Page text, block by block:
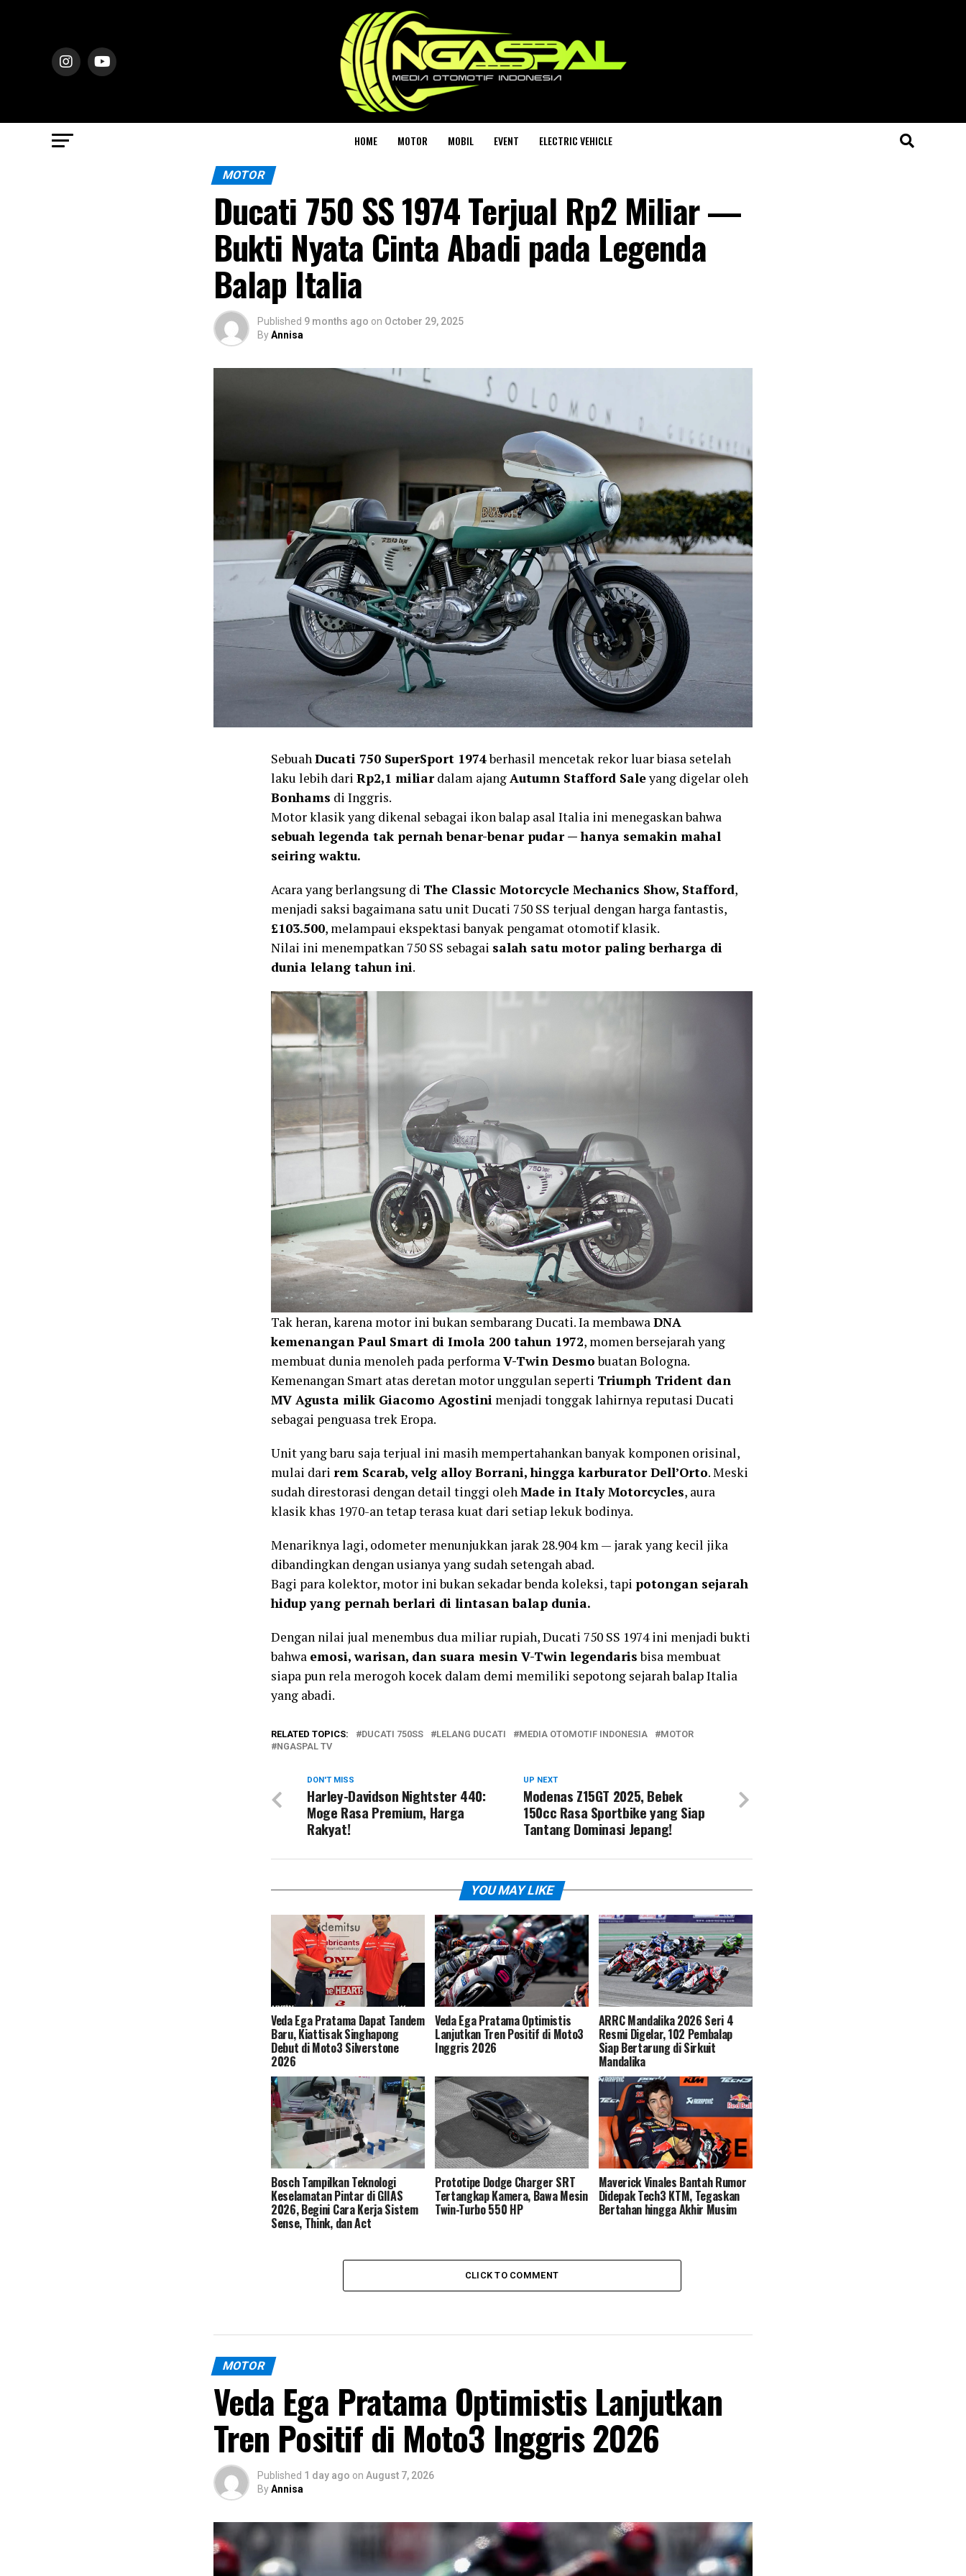
HOME MOTOR MOBIL EVENT ELECTRIC VEHICLE
MOTOR
Ducati 750 SS 1974 Terjual Rp2 Miliar —
Bukti Nyata Cinta Abadi pada Legenda
Balap Italia
Published 9 months ago on October 29, 2025
ByAnnisa
SebuahDucati 750 SuperSport 1974berhasil mencetak rekor luar biasa setelah
laku lebih dari Rp2,1 miliardalam ajangAutumn Stafford Saleyang digelar oleh
Bonhams di Inggris.
Motor klasik yang dikenal sebagai ikon balap asal Italia ini menegaskan bahwa
sebuah legenda tak pernah benar-benar pudar — hanya semakin mahal
seiring waktu.
Acara yang berlangsung di The Classic Motorcycle Mechanics Show, Stafford,
menjadi saksi bagaimana satu unit Ducati 750 SS terjual dengan harga fantastis,
£103.500, melampaui ekspektasi banyak pengamat otomotif klasik.
Nilai ini menempatkan 750 SS sebagai salah satu motor paling berharga di
dunia lelang tahun ini.
Tak heran, karena motor ini bukan sembarang Ducati. Ia membawaDNA
kemenangan Paul Smart di Imola 200 tahun 1972, momen bersejarah yang
membuat dunia menoleh pada performaV-Twin Desmobuatan Bologna.
Kemenangan Smart atas deretan motor unggulan seperti Triumph Trident dan
MV Agusta milik Giacomo Agostini menjadi tonggak lahirnya reputasi Ducati
sebagai penguasa trek Eropa.
Unit yang baru saja terjual ini masih mempertahankan banyak komponen orisinal,
mulai dari rem Scarab, velg alloy Borrani, hingga karburator Dell’Orto. Meski
sudah direstorasi dengan detail tinggi olehMade in Italy Motorcycles, aura
klasik khas 1970-an tetap terasa kuat dari setiap lekuk bodinya.
Menariknya lagi, odometer menunjukkan jarak 28.904 km — jarak yang kecil jika
dibandingkan dengan usianya yang sudah setengah abad.
Bagi para kolektor, motor ini bukan sekadar benda koleksi, tapi potongan sejarah
hidup yang pernah berlari di lintasan balap dunia.
Dengan nilai jual menembus dua miliar rupiah, Ducati 750 SS 1974 ini menjadi bukti
bahwa emosi, warisan, dan suara mesin V-Twin legendarisbisa membuat
siapa pun rela merogoh kocek dalam demi memiliki sepotong sejarah balap Italia
yang abadi.
RELATED TOPICS: DUCATI 750SS LELANG DUCATI MEDIA OTOMOTIF INDONESIA
MOTOR
NGASPAL TV
UP NEXT
Modenas Z15GT 2025, Bebek
150cc Rasa Sportbike yang Siap
Tantang Dominasi Jepang!
DON'T MISS
Harley-Davidson Nightster 440:
Moge Rasa Premium, Harga
Rakyat!
YOU MAY LIKE
Veda Ega Pratama Dapat Tandem
Baru, Kiattisak Singhapong
Debut di Moto3 Silverstone
2026
Veda Ega Pratama Optimistis
Lanjutkan Tren Positif di Moto3
Inggris 2026
ARRC Mandalika 2026 Seri 4
Resmi Digelar, 102 Pembalap
Siap Bertarung di Sirkuit
Mandalika
Bosch Tampilkan Teknologi
Keselamatan Pintar di GIIAS
2026, Begini Cara Kerja Sistem
Sense, Think, dan Act
Prototipe Dodge Charger SRT
Tertangkap Kamera, Bawa Mesin
Twin-Turbo 550 HP
Maverick Vinales Bantah Rumor
Didepak Tech3 KTM, Tegaskan
Bertahan hingga Akhir Musim
CLICK TO COMMENT
MOTOR
Veda Ega Pratama Optimistis Lanjutkan
Tren Positif di Moto3 Inggris 2026
Published 1 day ago on August 7, 2026
ByAnnisa